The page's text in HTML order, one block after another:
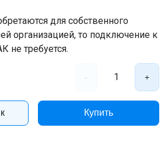
для собственного
организацией, то подключение к
не требуется.
- 1 +
Купить